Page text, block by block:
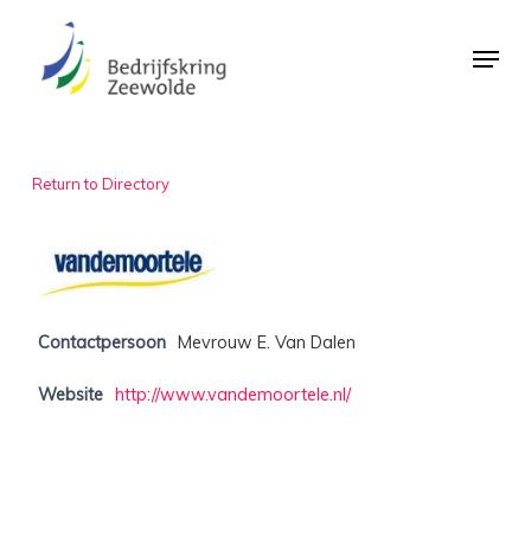
Menu
Return to Directory
Contactpersoon Mevrouw E. Van Dalen
Website http://www.vandemoortele.nl/